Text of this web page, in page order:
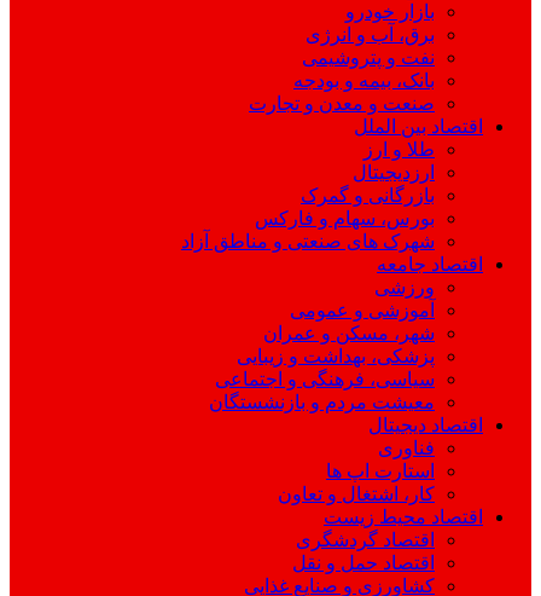
بازار خودرو
برق، آب و انرژی
نفت و پتروشیمی
بانک، بیمه و بودجه
صنعت و معدن و تجارت
اقتصاد بین الملل
طلا و ارز
ارزدیجیتال
بازرگانی و گمرک
بورس، سهام و فارکس
شهرک های صنعتی و مناطق آزاد
اقتصاد جامعه
ورزشی
آموزشی و عمومی
شهر، مسکن و عمران
پزشکی، بهداشت و زیبایی
سیاسی، فرهنگی و اجتماعی
معیشت مردم و بازنشستگان
اقتصاد دیجیتال
فناوری
استارت اپ ها
کار، اشتغال و تعاون
اقتصاد محیط زیست
اقتصاد گردشگری
اقتصاد حمل و نقل
کشاورزی و صنایع غذایی